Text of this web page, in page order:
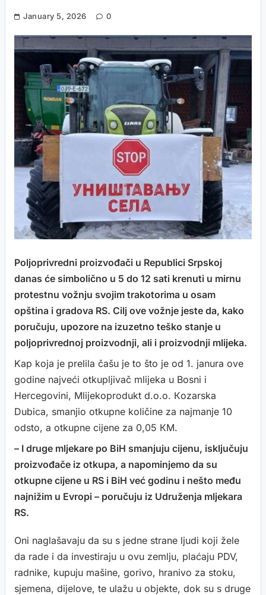
January 5, 2026 0
Poljoprivredni proizvođači u Republici Srpskoj
danas će simbolično u 5 do 12 sati krenuti u mirnu
protestnu vožnju svojim trakotorima u osam
opština i gradova RS. Cilj ove vožnje jeste da, kako
poručuju, upozore na izuzetno teško stanje u
poljoprivrednoj proizvodnji, ali i proizvodnji mlijeka.
Kap koja je prelila čašu je to što je od 1. janura ove
godine najveći otkupljivač mlijeka u Bosni i
Hercegovini, Mlijekoprodukt d.o.o. Кozarska
Dubica, smanjio otkupne količine za najmanje 10
odsto, a otkupne cijene za 0,05 КM.
– I druge mljekare po BiH smanjuju cijenu, isključuju
proizvođače iz otkupa, a napominjemo da su
otkupne cijene u RS i BiH već godinu i nešto među
najnižim u Evropi – poručuju iz Udruženja mljekara
RS.
Oni naglašavaju da su s jedne strane ljudi koji žele
da rade i da investiraju u ovu zemlju, plaćaju PDV,
radnike, kupuju mašine, gorivo, hranivo za stoku,
sjemena, dijelove, te ulažu u objekte, dok su s druge